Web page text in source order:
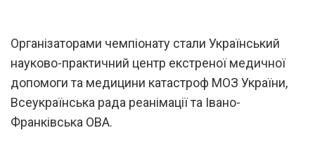
Організаторами чемпіонату стали Український
науково-практичний центр екстреної медичної
допомоги та медицини катастроф МОЗ України,
Всеукраїнська рада реанімації та Івано-
Франківська ОВА.